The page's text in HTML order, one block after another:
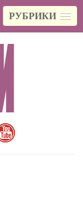
РУБРИКИ